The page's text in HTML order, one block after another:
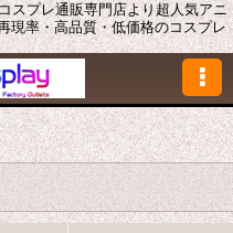
スプレ通販専門店より超人気アニ
率・高品質・低価格のコスプレ